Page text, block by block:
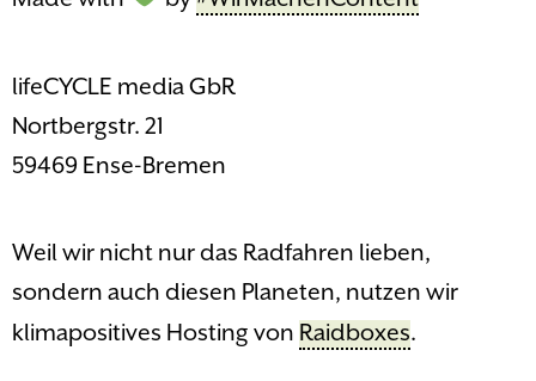
lifeCYCLE media GbR
Nortbergstr. 21
59469 Ense-Bremen
Weil wir nicht nur das Radfahren lieben,
sondern auch diesen Planeten, nutzen wir
klimapositives Hosting von Raidboxes.